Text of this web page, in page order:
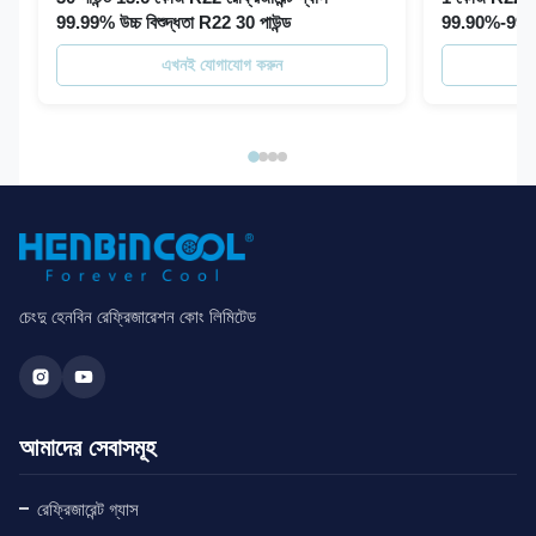
99.99% উচ্চ বিশুদ্ধতা R22 30 পাউন্ড
এখনই যোগাযোগ করুন
99.90%-
চেংদু হেনবিন রেফ্রিজারেশন কোং লিমিটেড
আমাদের সেবাসমূহ
রেফ্রিজারেন্ট গ্যাস